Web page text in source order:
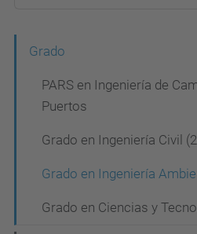
Grado
PARS en Ingeniería de
Puertos
Grado en Ingeniería Civil
Grado en Ingeniería
Grado en Ciencias y